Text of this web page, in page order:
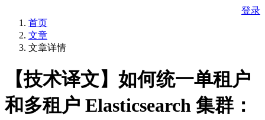
登录
首页
文章
文章详情
【技术译文】如何统一单租户
和多租户 Elasticsearch 集群：